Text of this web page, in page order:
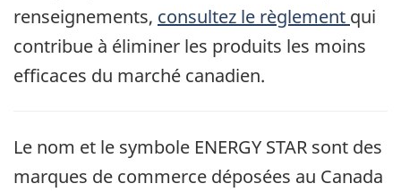
renseignements, consultez le règlement qui
contribue à éliminer les produits les moins
efficaces du marché canadien.
Le nom et le symbole ENERGY STAR sont des
marques de commerce déposées au Canada